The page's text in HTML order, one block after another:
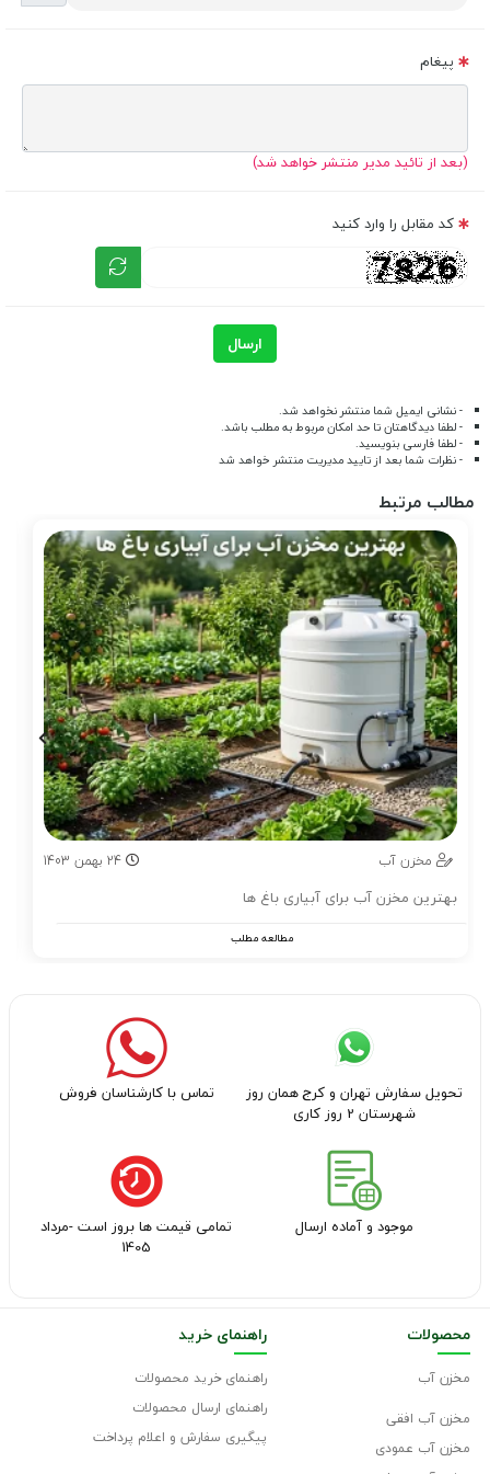
پیغام
(بعد از تائید مدیر منتشر خواهد شد)
کد مقابل را وارد کنید
ارسال
- نشانی ایمیل شما منتشر نخواهد شد.
- لطفا دیدگاهتان تا حد امکان مربوط به مطلب باشد.
- لطفا فارسی بنویسید.
- نظرات شما بعد از تایید مدیریت منتشر خواهد شد
مطالب مرتبط
مخزن آب 24 بهمن 1403
بهترین مخزن آب برای آبیاری باغ ها
مطالعه مطلب
تحویل سفارش تهران و کرج همان روز
شهرستان 2 روز کاری
تماس با کارشناسان فروش
موجود و آماده ارسال
تمامی قیمت ها بروز است -مرداد
1405
محصولات
مخزن آب
مخزن آب افقی
مخزن آب عمودی
راهنمای خرید
راهنمای خرید محصولات
راهنمای ارسال محصولات
پیگیری سفارش و اعلام پرداخت